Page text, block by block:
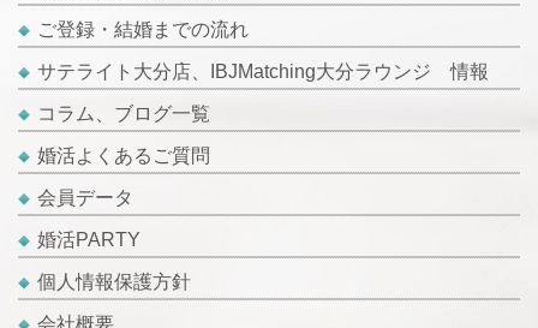
ご登録・結婚までの流れ
サテライト大分店、IBJMatching大分ラウンジ 情報
コラム、ブログ一覧
婚活よくあるご質問
会員データ
婚活PARTY
個人情報保護方針